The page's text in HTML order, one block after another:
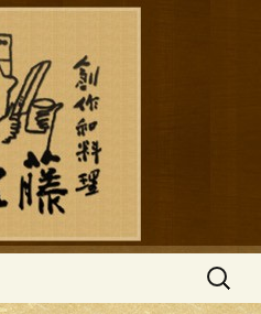
「近藤」のブロ
藤」のブログ
検